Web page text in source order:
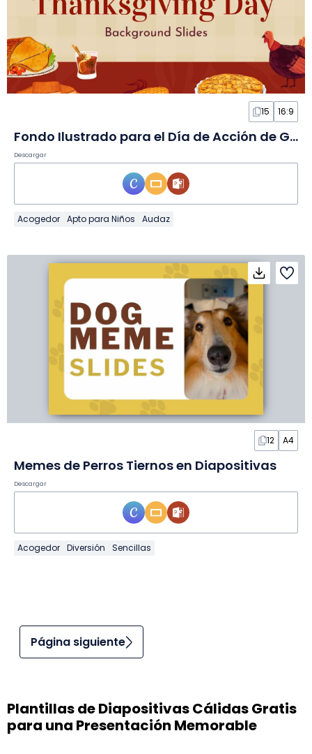
15 16:9
Fondo Ilustrado para el Día de Acción de Gracias Canadiense en Diapositivas
Descargar
Acogedor Apto para Niños Audaz
12 A4
Memes de Perros Tiernos en Diapositivas
Descargar
Acogedor Diversión Sencillas
Página siguiente
Plantillas de Diapositivas Cálidas Gratis
para una Presentación Memorable